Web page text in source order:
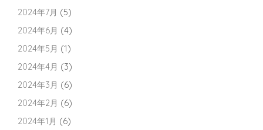
2024年7月 (5)
2024年6月 (4)
2024年5月 (1)
2024年4月 (3)
2024年3月 (6)
2024年2月 (6)
2024年1月 (6)